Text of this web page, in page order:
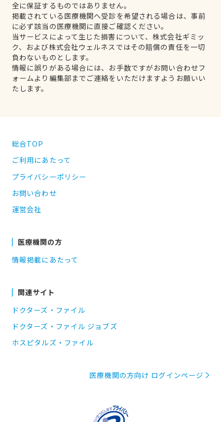
全に保証するものではありません。
掲載されている医療機関へ受診を希望される場合は、事前
に必ず該当の医療機関に直接ご確認ください。
当サービスによって生じた損害について、株式会社ギミッ
ク、および株式会社ウェルネスではその賠償の責任を一切
負わないものとします。
情報に誤りがある場合には、お手数ですがお問い合わせフ
ォームより編集部までご連絡をいただけますようお願いい
たします。
総合TOP
ご利用にあたって
プライバシーポリシー
お問い合わせ
運営会社
医療機関の方
情報掲載にあたって
関連サイト
ドクターズ・ファイル
ドクターズ・ファイル ジョブズ
ホスピタルズ・ファイル
医療機関の方向け ログインページ